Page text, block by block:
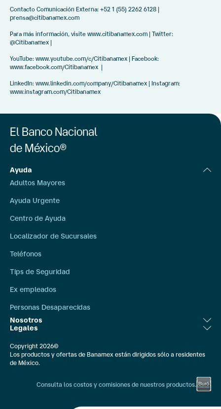
Contacto Comunicación Externa: +52 1 (55) 2262 6128 |
prensa@citibanamex.com
Para más información, visite www.citibanamex.com | Twitter:
@Citibanamex |
YouTube: www.youtube.com/c/Citibanamex | Facebook:
www.facebook.com/Citibanamex |
LinkedIn: www.linkedin.com/company/Citibanamex | Instagram:
www.instagram.com/Citibanamex
El Banco Nacional
de México®
Ayuda
Adultos Mayores
Ayuda Urgente
Centro de Ayuda
Localizador de Sucursales
Teléfonos
Tips de Seguridad
Ex empleados
Personas Desaparecidas
Nosotros
Relación con Inversionistas
Bolsa de Trabajo
Comunicación Externa
Legales
Ley de Transparencia
Copyright 2026©
Los productos y ofertas de Banamex están dirigidos sólo a residentes
de México.
Consulta los costos y comisiones de nuestros productos.